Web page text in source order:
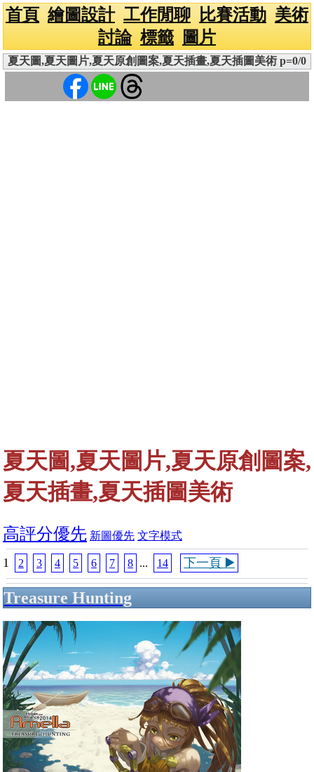
首頁 繪圖設計 工作閒聊 比賽活動 美術
討論 標籤 圖片
夏天圖,夏天圖片,夏天原創圖案,夏天插畫,夏天插圖美術 p=0/0
夏天圖,夏天圖片,夏天原創圖案,
夏天插畫,夏天插圖美術
高評分優先 新圖優先 文字模式
1 2 3 4 5 6 7 8 ... 14 下一頁 ▶️
Treasure Hunting